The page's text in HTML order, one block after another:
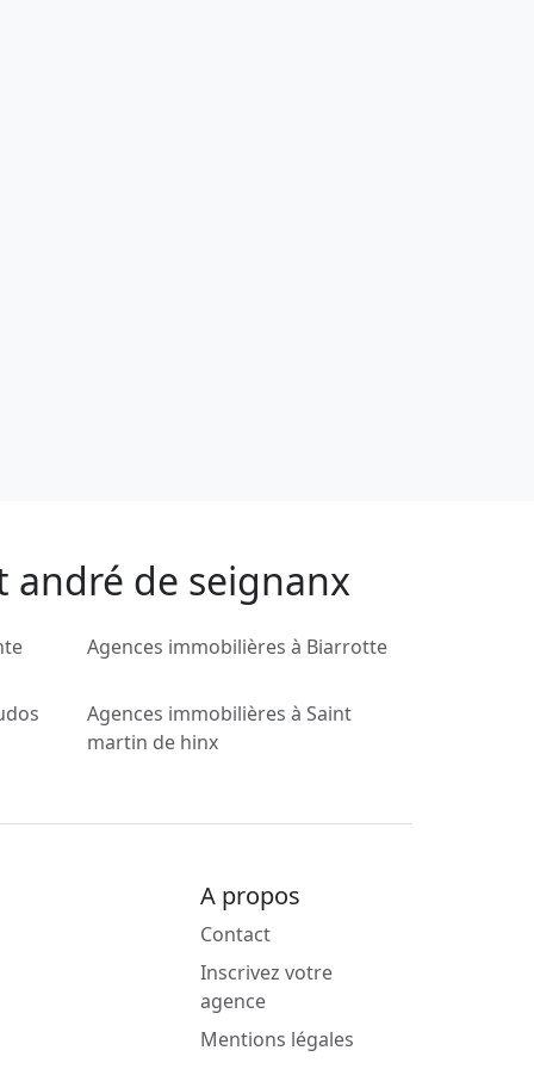
andré de seignanx
Agences immobilières à Biarrotte
Agences immobilières à Saint
martin de hinx
A propos
Contact
Inscrivez votre
agence
Mentions légales